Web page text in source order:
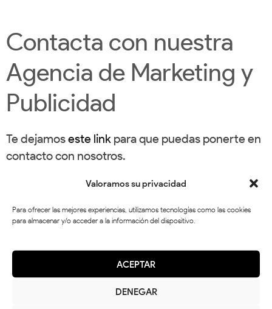
Valoramos su privacidad
Para ofrecer las mejores experiencias, utilizamos tecnologías como las cookies
para almacenar y/o acceder a la información del dispositivo.
ACEPTAR
DENEGAR
Contacta con nuestra
Agencia de Marketing y
Publicidad
Te dejamoseste link para que puedas ponerte en
contacto con nosotros.
Y si quieres saber más de nosotros, por aquí
echarle un vistazo.
Síguenos enInstagram
Visita nuestrapágina de Facebook.